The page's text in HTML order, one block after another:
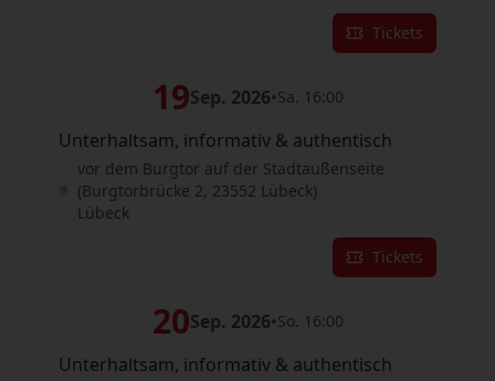
Tickets
19Sep. 2026•Sa. 16:00
Unterhaltsam, informativ & authentisch
vor dem Burgtor auf der Stadtaußenseite
(Burgtorbrücke 2, 23552 Lübeck)
Lübeck
Tickets
20Sep. 2026•So. 16:00
Unterhaltsam, informativ & authentisch